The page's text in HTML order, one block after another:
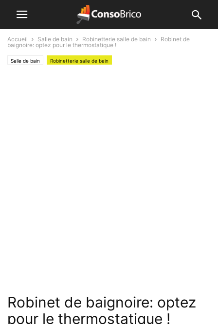
Accueil Salle de bain Robinetterie salle de bain
Robinet de
baignoire: optez pour le thermostatique !
Salle de bain Robinetterie salle de bain
Robinet de baignoire: optez
pour le thermostatique !